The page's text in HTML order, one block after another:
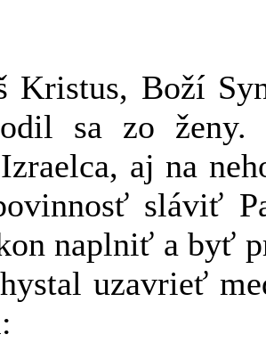
Kristus, Boží
sa zo
aj na
sláviť
naplniť a byť
uzavrieť